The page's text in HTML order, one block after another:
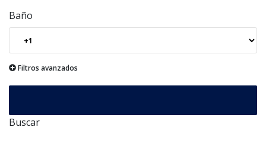
Baño
Filtros avanzados
Buscar